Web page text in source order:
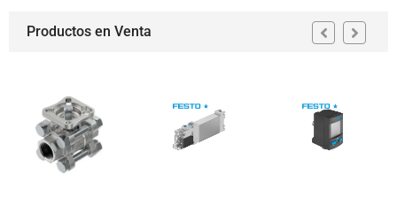
Productos en Venta